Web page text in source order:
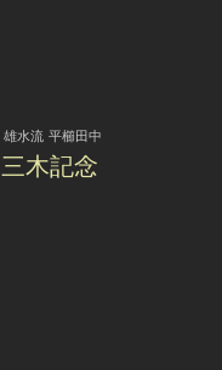
雄水流 平櫛田中
三木記念